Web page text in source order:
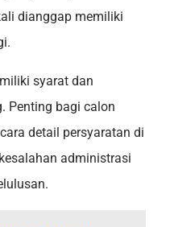
dianggap memiliki
syarat dan
Penting bagi calon
detail persyaratan di
administrasi